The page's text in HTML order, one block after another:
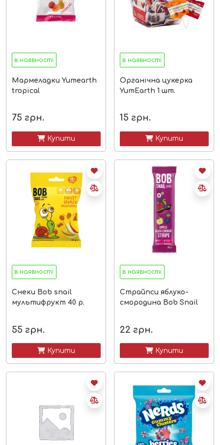
в наявності
Мармеладки Yumearth
tropical
75 грн.
 Купити
в наявності
Органічна цукерка
YumEarth 1 шт.
15 грн.
 Купити
в наявності
Снеки Bob snail
мультифрукт 40 р.
55 грн.
 Купити
в наявності
Страйпси яблуко-
смородина Bob Snail
22 грн.
 Купити